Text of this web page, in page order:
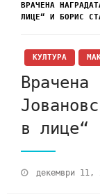
ВРАЧЕНА
ЛИЦЕ“ И БОРИС
КУЛТУРА
Врачена
в лице“
декември 11,